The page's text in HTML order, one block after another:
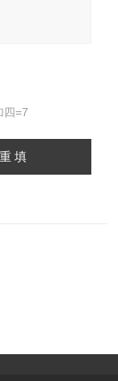
四=7